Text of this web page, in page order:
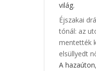
világ.
Éjszakai
tónál: az
mentették
elsüllyedt
A